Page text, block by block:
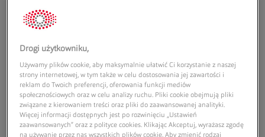
okulistyczne, neurologiczne bądź
otorynolaryngologiczne.
Przeczytaj, co to jest oczopląs,
skąd się bierze i jak go
zdiagnozować.
Czego dowiesz się z artykułu?
Oczopląs – co to jest?
Drogi użytkowniku,
Używamy plików cookie, aby maksymalnie ułatwić Ci korzystanie z naszej
strony internetowej, w tym także w celu dostosowania jej zawartości i
reklam do Twoich preferencji, oferowania funkcji mediów
społecznościowych oraz w celu analizy ruchu. Pliki cookie obejmują pliki
związane z kierowaniem treści oraz pliki do zaawansowanej analityki.
Więcej informacji dostępnych jest po rozwinięciu „Ustawień
zaawansowanych” oraz z polityce cookies. Klikając Akceptuj, wyrażasz zgodę
na używanie przez nas wszystkich plików cookie. Aby zmienić rodzaj